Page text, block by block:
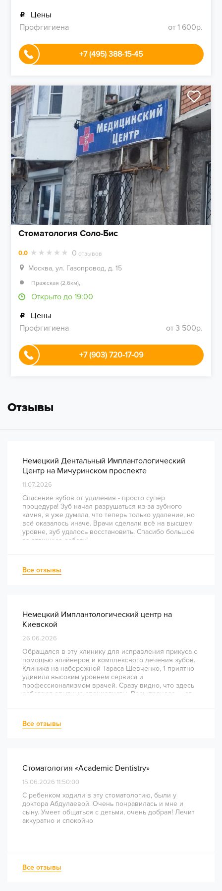
Цены
Профгигиена
от 1 600р.
+7 (495) 388-15-45
Стоматология Соло-Бис
0.0 0 отзывов
Москва, ул. Газопровод, д. 15
Пражская (2.6км),
Открыто до 19:00
Цены
Профгигиена
от 3 500р.
+7 (903) 720-17-09
Отзывы
Немецкий Дентальный Имплантологический
Центр на Мичуринском проспекте
11.07.2026
Спасение зубов от удаления - просто супер
процедура! Зуб начал разрушаться из-за зубного
камня, я уже думала, что теперь только удаление, но
всё оказалось иначе. Врачи сделали всё на высшем
уровне, зуб удалось восстановить. Спасибо большое
за отличную работу!
Все отзывы
Немецкий Имплантологический центр на
Киевской
26.06.2026
Обращался в эту клинику для исправления прикуса с
помощью элайнеров и комплексного лечения зубов.
Клиника на набережной Тараса Шевченко, 1 приятно
удивила высоким уровнем сервиса и
профессионализмом врачей. Сразу видно, что здесь
работают опытные специалисты. Весь процесс — от
непростое перелечивание каналов прошло
комфортно и безболезненно. Рекомендую всем, кто
Все отзывы
Стоматология «Academic Dentistry»
15.06.2026 11:50:00
С ребенком ходили в эту стоматологию, были у
доктора Абдулаевой. Очень понравилась и мне и
сыну. Умеет общаться с детьми, очень добрая! Лечит
аккуратно и спокойно
Все отзывы